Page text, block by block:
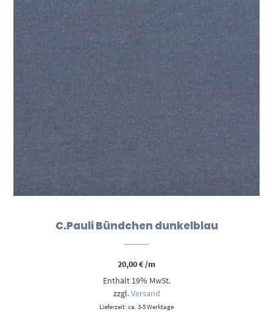
C.Pauli Bündchen dunkelblau
20,00€/m
Enthält 19% MwSt.
zzgl.Versand
Lieferzeit: ca. 3-5 Werktage